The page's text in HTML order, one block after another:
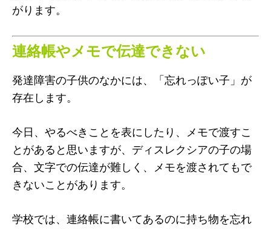
がります。
連絡帳やメモで伝達できない
発達障害の子供のなかには、「忘れっぽい子」が
存在します。
今日、やるべきことを表にしたり、メモで渡すこ
とがあると思いますが、ディスレクシアの子の場
合、文字での伝達が難しく、メモを渡されてもで
きないことがあります。
学校では、連絡帳に書いてあるのに持ち物を忘れ